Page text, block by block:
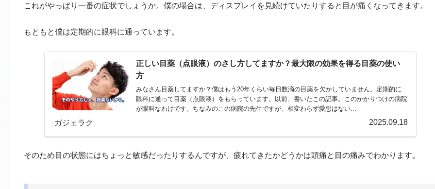
これがやっぱり一番の症状でしょうか。僕の場合は、ディスプレイを見続けていたりすると目が痛くなってきます。
もともと僕は定期的に眼科に通っています。
正しい目薬（点眼液）のさし方してますか？最大限の効果を得る目薬の使い
方
みなさん目薬してますか？僕はもう20年くらい毎日数滴の目薬を欠かしていません。定期的に
眼科に通って目薬（点眼液）をもらっています。以前、書いたこの記事。このかかりつけの病院
が眼科なわけです。ちなみのこの病院の先生ですが、相変わらず愛想はない...
ガジェラク 2025.09.18
そのため目の状態にはちょっと敏感だったりするんですが、疲れてきたかどうかは頭痛と目の痛みでわかります。